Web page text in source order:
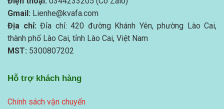
Gmail: Lienhe@kvafa.com
Địa chỉ: Đỉa chỉ: 420 đường Khánh Yên, phường Lào Cai,
thành phố Lào Cai, tỉnh Lào Cai, Việt Nam
MST: 5300807202
Hỗ trợ khách hàng
Chính sách vận chuyển